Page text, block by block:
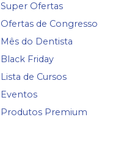
Super Ofertas
Ofertas de Congresso
Mês do Dentista
Black Friday
Lista de Cursos
Eventos
Produtos Premium